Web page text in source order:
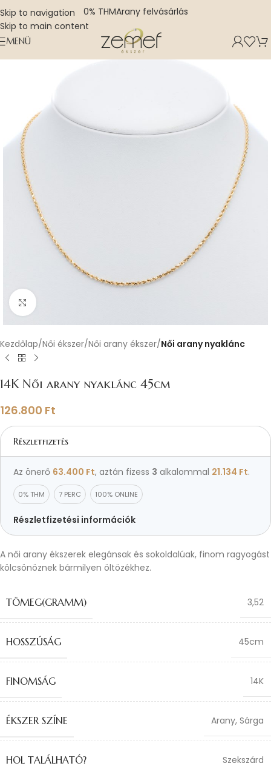
Skip to navigation
Skip to main content
0% THMArany felvásárlás
MENÜ
Nagyításhoz kattints ide
Kezdőlap Női ékszer Női arany ékszer Női arany nyaklánc
14K Női arany nyaklánc 45cm
126.800 Ft
Részletfizetés
Az önerő 63.400 Ft, aztán fizess 3 alkalommal 21.134 Ft.
0% THM 7 PERC 100% ONLINE
Részletfizetési információk
A női arany ékszerek elegánsak és sokoldalúak, finom ragyogást
kölcsönöznek bármilyen öltözékhez.
TÖMEG(GRAMM) 3,52
HOSSZÚSÁG 45cm
FINOMSÁG 14K
ÉKSZER SZÍNE Arany, Sárga
HOL TALÁLHATÓ? Szekszárd